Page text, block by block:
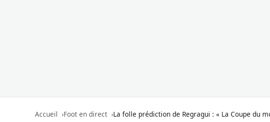
Accueil Foot en direct La folle prédiction de Regragui : « La Coupe du